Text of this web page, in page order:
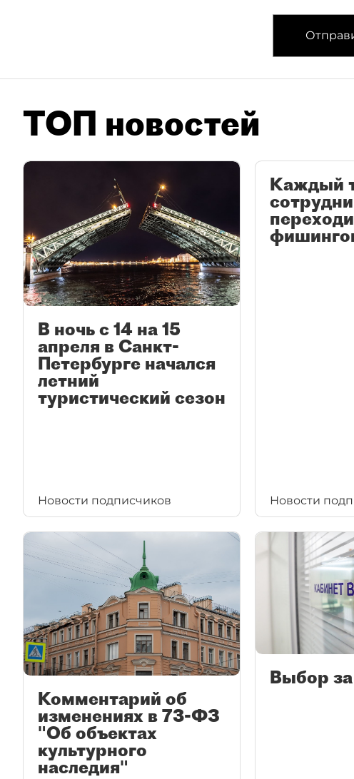
ТОП новостей
В ночь с 14 на 15
апреля в Санкт-
Петербурге начался
летний
туристический сезон
Новости подписчиков
Каждый
Новости
Комментарий об
изменениях в 73-ФЗ
"Об объектах
культурного
наследия"
Выбор